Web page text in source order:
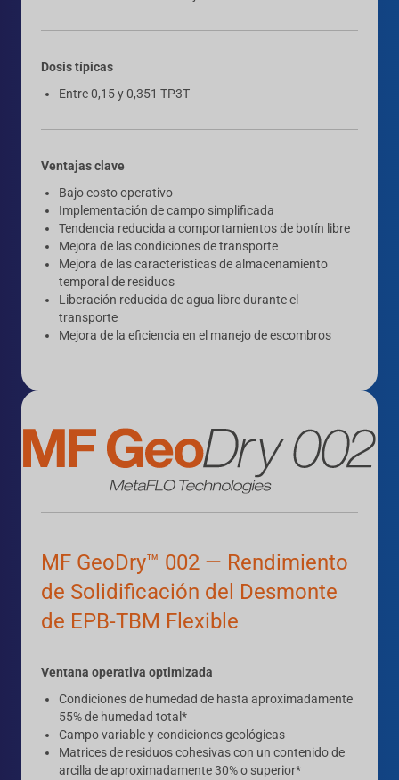
Dosis típicas
Entre 0,15 y 0,351 TP3T
Ventajas clave
Bajo costo operativo
Implementación de campo simplificada
Tendencia reducida a comportamientos de botín libre
Mejora de las condiciones de transporte
Mejora de las características de almacenamiento
temporal de residuos
Liberación reducida de agua libre durante el
transporte
Mejora de la eficiencia en el manejo de escombros
MF GeoDry™ 002 — Rendimiento
de Solidificación del Desmonte
de EPB-TBM Flexible
Ventana operativa optimizada
Condiciones de humedad de hasta aproximadamente
55% de humedad total*
Campo variable y condiciones geológicas
Matrices de residuos cohesivas con un contenido de
arcilla de aproximadamente 30% o superior*